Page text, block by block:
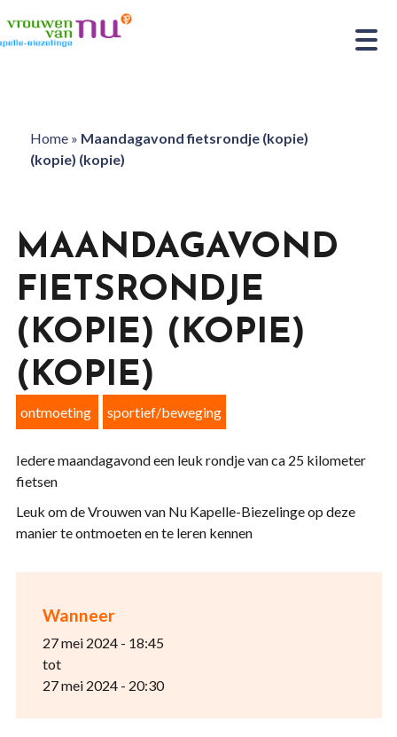
Home» Maandagavond fietsrondje (kopie)
(kopie) (kopie)
Wanneer
27 mei 2024 - 18:45
tot
27 mei 2024 - 20:30
MAANDAGAVOND
FIETSRONDJE
(KOPIE) (KOPIE)
(KOPIE)
ontmoeting sportief/beweging
Iedere maandagavond een leuk rondje van ca 25 kilometer
fietsen
Leuk om de Vrouwen van Nu Kapelle-Biezelinge op deze
manier te ontmoeten en te leren kennen